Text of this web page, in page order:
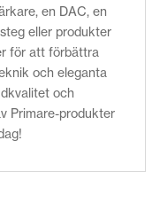
en DAC, en
eller produkter
för att förbättra
och eleganta
och
Primare-produkter